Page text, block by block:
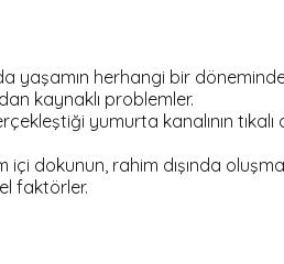
yaşamın herhangi bir
kaynaklı problemler.
yumurta kanalının tıkalı
dokunun, rahim dışında
faktörler.